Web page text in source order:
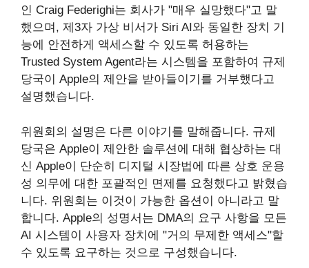
인 Craig Federighi는 회사가 "매우 실망했다"고 말
했으며, 제3자 가상 비서가 Siri AI와 동일한 장치 기
능에 안전하게 액세스할 수 있도록 허용하는
Trusted System Agent라는 시스템을 포함하여 규제
당국이 Apple의 제안을 받아들이기를 거부했다고
설명했습니다.
위원회의 설명은 다른 이야기를 말해줍니다. 규제
당국은 Apple이 제안한 솔루션에 대해 협상하는 대
신 Apple이 단순히 디지털 시장법에 따른 상호 운용
성 의무에 대한 포괄적인 면제를 요청했다고 밝혔습
니다. 위원회는 이것이 가능한 옵션이 아니라고 말
합니다. Apple의 성명서는 DMA의 요구 사항을 모든
AI 시스템이 사용자 장치에 "거의 무제한 액세스"할
수 있도록 요구하는 것으로 구성했습니다.